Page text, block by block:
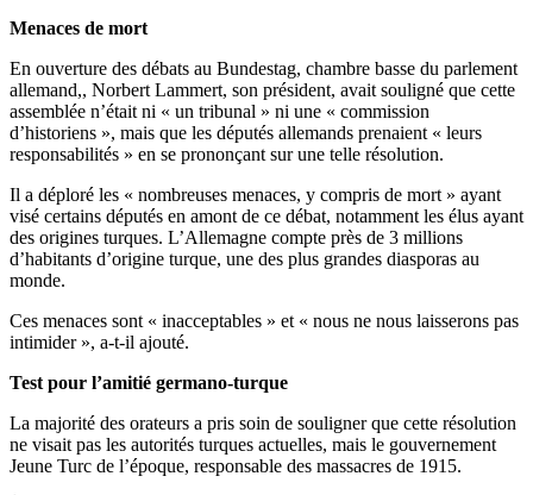
Menaces de mort
En ouverture des débats au Bundestag, chambre basse du parlement
allemand,, Norbert Lammert, son président, avait souligné que cette
assemblée n’était ni « un tribunal » ni une « commission
d’historiens », mais que les députés allemands prenaient « leurs
responsabilités » en se prononçant sur une telle résolution.
Il a déploré les « nombreuses menaces, y compris de mort » ayant
visé certains députés en amont de ce débat, notamment les élus ayant
des origines turques. L’Allemagne compte près de 3 millions
d’habitants d’origine turque, une des plus grandes diasporas au
monde.
Ces menaces sont « inacceptables » et « nous ne nous laisserons pas
intimider », a-t-il ajouté.
Test pour l’amitié germano-turque
La majorité des orateurs a pris soin de souligner que cette résolution
ne visait pas les autorités turques actuelles, mais le gouvernement
Jeune Turc de l’époque, responsable des massacres de 1915.